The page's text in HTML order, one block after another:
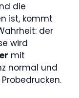
die
ist, kommt
der
wird
mit
normal und